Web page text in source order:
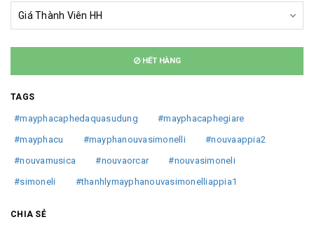
HẾT HÀNG
TAGS
#mayphacaphedaquasudung
#mayphacaphegiare
#mayphacu
#mayphanouvasimonelli
#nouvaappia2
#nouvamusica
#nouvaorcar
#nouvasimoneli
#simoneli
#thanhlymayphanouvasimonelliappia1
CHIA SẺ